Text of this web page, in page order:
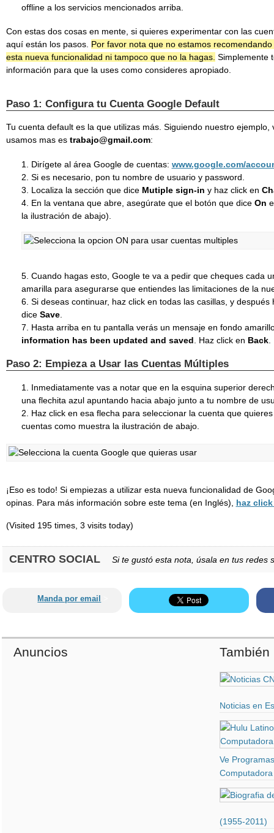
offline a los servicios mencionados arriba.
Con estas dos cosas en mente, si quieres experimentar con las
aquí están los pasos. Por favor nota que no estamos
esta nueva funcionalidad ni tampoco que no la hagas. Simplemente
información para que la uses como consideres apropiado.
Paso 1: Configura tu Cuenta Google Default
Tu cuenta default es la que utilizas más. Siguiendo nuestro ejemplo,
usamos mas es trabajo@gmail.com:
Dirígete al área Google de cuentas: www.google.com/
Si es necesario, pon tu nombre de usuario y password.
Localiza la sección que dice Mutiple sign-in y haz click en
En la ventana que abre, asegúrate que el botón que dice On
la ilustración de abajo).
Cuando hagas esto, Google te va a pedir que cheques cada
amarilla para asegurarse que entiendes las limitaciones de la
Si deseas continuar, haz click en todas las casillas, y después
dice Save.
Hasta arriba en tu pantalla verás un mensaje en fondo
information has been updated and saved . Haz click en Back.
Paso 2: Empieza a Usar las Cuentas Múltiples
Inmediatamente vas a notar que en la esquina superior
una flechita azul apuntando hacia abajo junto a tu nombre de
Haz click en esa flecha para seleccionar la cuenta que
cuentas como muestra la ilustración de abajo.
¡Eso es todo! Si empiezas a utilizar esta nueva funcionalidad de
opinas. Para más información sobre este tema (en Inglés), haz
(Visited 195 times, 3 visits today)
CENTRO SOCIAL Si te gustó esta nota, úsala en tus redes
Manda por email
También
Noticias en
Ve
(1955-2011)
Anuncios